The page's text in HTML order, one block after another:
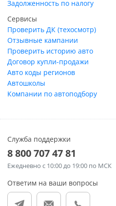
Задолженность по налогу
Сервисы
Проверить ДК (техосмотр)
Отзывные кампании
Проверить историю авто
Договор купли-продажи
Авто коды регионов
Автошколы
Компании по автоподбору
Служба поддержки
8 800 707 47 81
Ежедневно с 10:00 до 19:00 по МСК
Ответим на ваши вопросы